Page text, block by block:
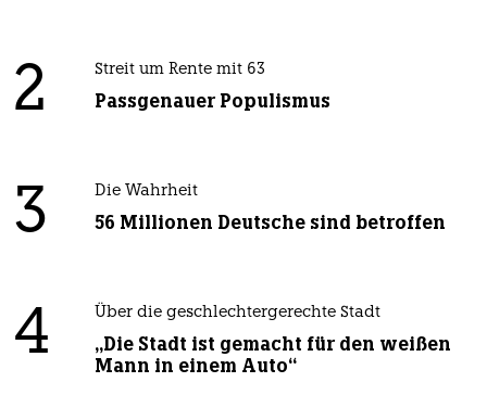
2 Streit um Rente mit 63
Passgenauer Populismus
3 Die Wahrheit
56 Millionen Deutsche sind betroffen
4 Über die geschlechtergerechte Stadt
„Die Stadt ist gemacht für den weißen
Mann in einem Auto“